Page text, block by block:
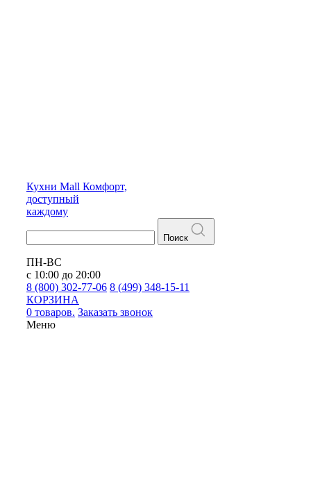
Кухни Mall Комфорт,
доступный
каждому
Поиск
ПН-ВС
с 10:00 до 20:00
8 (800) 302-77-06 8 (499) 348-15-11
КОРЗИНА
0 товаров. Заказать звонок
Меню